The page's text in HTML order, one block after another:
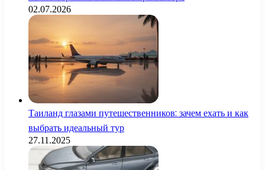
02.07.2026
Таиланд глазами путешественников: зачем ехать и как
выбрать идеальный тур
27.11.2025